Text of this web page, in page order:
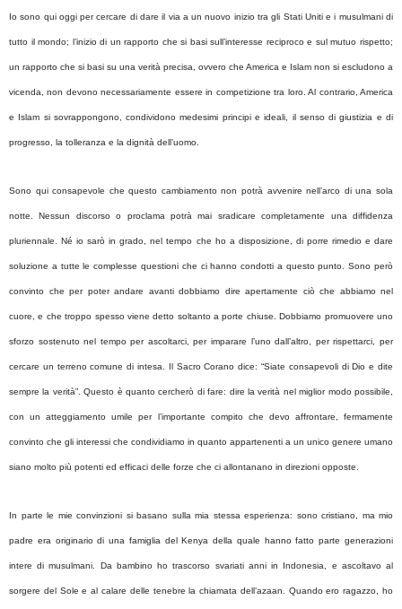
Io sono qui oggi per cercare di dare il via a un nuovo inizio tra gli Stati Uniti e i musulmani di
tutto il mondo; l’inizio di un rapporto che si basi sull’interesse reciproco e sul mutuo rispetto;
un rapporto che si basi su una verità precisa, ovvero che America e Islam non si escludono a
vicenda, non devono necessariamente essere in competizione tra loro. Al contrario, America
e Islam si sovrappongono, condividono medesimi principi e ideali, il senso di giustizia e di
progresso, la tolleranza e la dignità dell’uomo.
Sono qui consapevole che questo cambiamento non potrà avvenire nell’arco di una sola
notte. Nessun discorso o proclama potrà mai sradicare completamente una diffidenza
pluriennale. Né io sarò in grado, nel tempo che ho a disposizione, di porre rimedio e dare
soluzione a tutte le complesse questioni che ci hanno condotti a questo punto. Sono però
convinto che per poter andare avanti dobbiamo dire apertamente ciò che abbiamo nel
cuore, e che troppo spesso viene detto soltanto a porte chiuse. Dobbiamo promuovere uno
sforzo sostenuto nel tempo per ascoltarci, per imparare l’uno dall’altro, per rispettarci, per
cercare un terreno comune di intesa. Il Sacro Corano dice: “Siate consapevoli di Dio e dite
sempre la verità”. Questo è quanto cercherò di fare: dire la verità nel miglior modo possibile,
con un atteggiamento umile per l’importante compito che devo affrontare, fermamente
convinto che gli interessi che condividiamo in quanto appartenenti a un unico genere umano
siano molto più potenti ed efficaci delle forze che ci allontanano in direzioni opposte.
In parte le mie convinzioni si basano sulla mia stessa esperienza: sono cristiano, ma mio
padre era originario di una famiglia del Kenya della quale hanno fatto parte generazioni
intere di musulmani. Da bambino ho trascorso svariati anni in Indonesia, e ascoltavo al
sorgere del Sole e al calare delle tenebre la chiamata dell’azaan. Quando ero ragazzo, ho